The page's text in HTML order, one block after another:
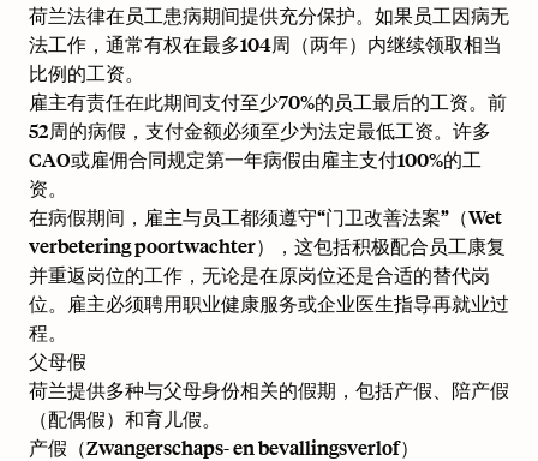
荷兰法律在员工患病期间提供充分保护。如果员工因病无
法工作，通常有权在最多104周（两年）内继续领取相当
比例的工资。
雇主有责任在此期间支付至少70%的员工最后的工资。前
52周的病假，支付金额必须至少为法定最低工资。许多
CAO或雇佣合同规定第一年病假由雇主支付100%的工
资。
在病假期间，雇主与员工都须遵守“门卫改善法案”（Wet
verbetering poortwachter），这包括积极配合员工康复
并重返岗位的工作，无论是在原岗位还是合适的替代岗
位。雇主必须聘用职业健康服务或企业医生指导再就业过
程。
父母假
荷兰提供多种与父母身份相关的假期，包括产假、陪产假
（配偶假）和育儿假。
产假（Zwangerschaps- en bevallingsverlof）